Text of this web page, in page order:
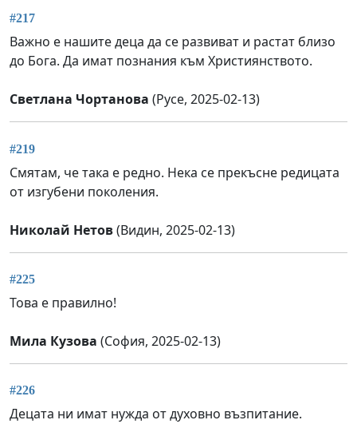
#217
Важно е нашите деца да се развиват и растат близо
до Бога. Да имат познания към Християнството.
Светлана Чортанова (Русе, 2025-02-13)
#219
Смятам, че така е редно. Нека се прекъсне редицата
от изгубени поколения.
Николай Нетов(Видин, 2025-02-13)
#225
Това е правилно!
Мила Кузова (София, 2025-02-13)
#226
Децата ни имат нужда от духовно възпитание.